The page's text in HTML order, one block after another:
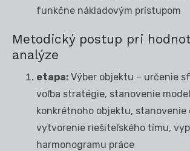
funkčne nákladovým prístupom
Metodický postup pri
analýze
etapa: Výber objektu – určenie
voľba stratégie, stanovenie
konkrétnoho objektu, stanovenie
vytvorenie riešiteľského tímu,
harmonogramu práce